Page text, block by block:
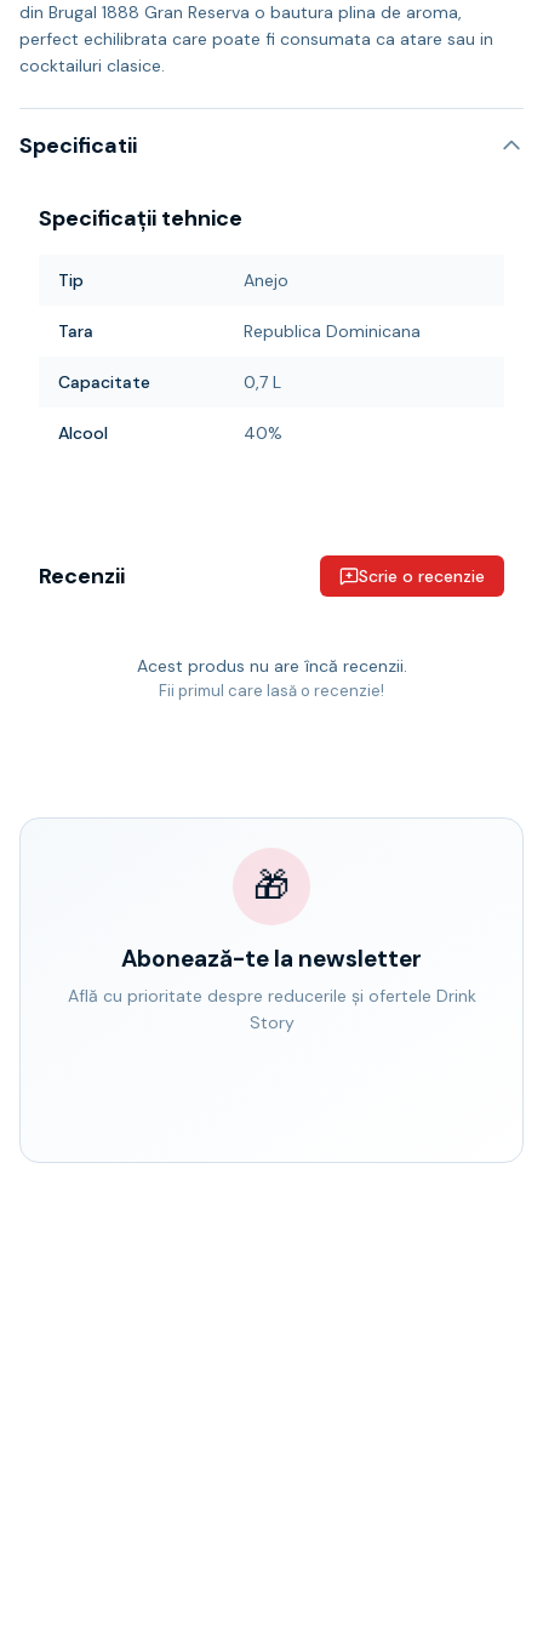
din Brugal 1888 Gran Reserva o bautura plina de aroma,
perfect echilibrata care poate fi consumata ca atare sau in
cocktailuri clasice.
Specificatii
Specificații tehnice
Tip Anejo
Tara Republica Dominicana
Capacitate 0,7 L
Alcool 40%
Recenzii Scrie o recenzie
Acest produs nu are încă recenzii.
Fii primul care lasă o recenzie!
🎁
Abonează-te la newsletter
Află cu prioritate despre reducerile și ofertele Drink
Story